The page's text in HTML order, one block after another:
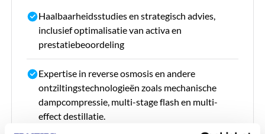
Haalbaarheidsstudies en strategisch advies,
inclusief optimalisatie van activa en
prestatiebeoordeling
Expertise in reverse osmosis en andere
ontziltingstechnologieën zoals mechanische
dampcompressie, multi-stage flash en multi-
effect destillatie.